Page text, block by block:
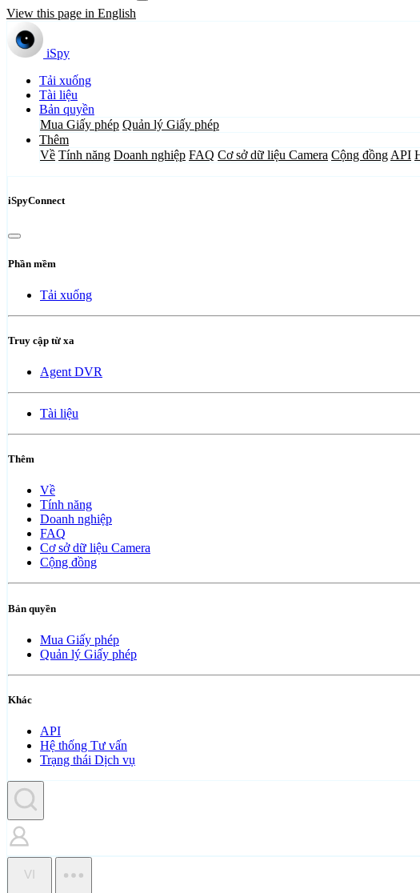
View this page in English
iSpy
Tải xuống
Tài liệu
Bản quyền
Mua Giấy phép Quản lý Giấy phép
Thêm
Về Tính năng Doanh nghiệp FAQ Cơ sở dữ liệu Camera Cộng đồng API
iSpyConnect
Phần mềm
Tải xuống
Truy cập từ xa
Agent DVR
Tài liệu
Thêm
Về
Tính năng
Doanh nghiệp
FAQ
Cơ sở dữ liệu Camera
Cộng đồng
Bản quyền
Mua Giấy phép
Quản lý Giấy phép
Khác
API
Hệ thống Tư vấn
Trạng thái Dịch vụ
VI